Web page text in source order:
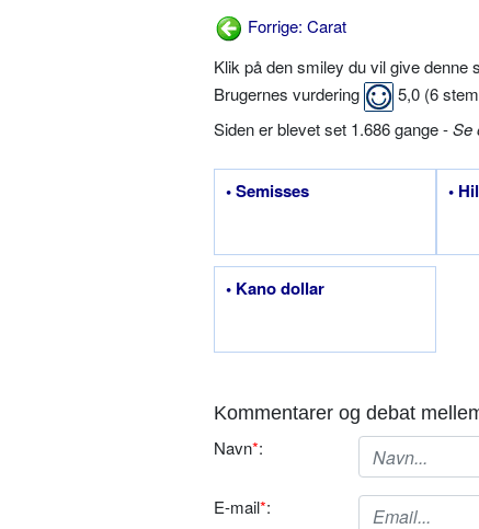
Forrige: Carat
Klik på den smiley du vil give denne
Brugernes vurdering
5,0 (6
Siden er blevet set 1.686 gange -Se
• Semisses •
• Kano dollar
Kommentarer og debat
Navn*:
E-mail*: